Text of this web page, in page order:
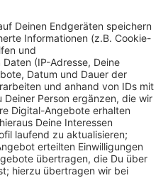
(Chloe Bennet) heuert
eine Verbrechensserie
er nicht nur eine neue
anderen Blick auf sein